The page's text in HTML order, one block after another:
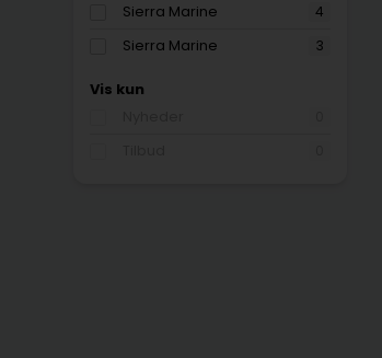
Sierra Marine 4
Sierra Marine 3
Vis kun